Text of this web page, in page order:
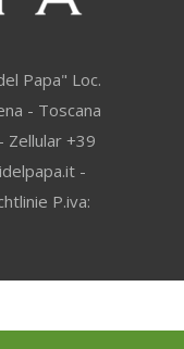
Papa" Loc.
- Toscana
+39
-
P.iva: